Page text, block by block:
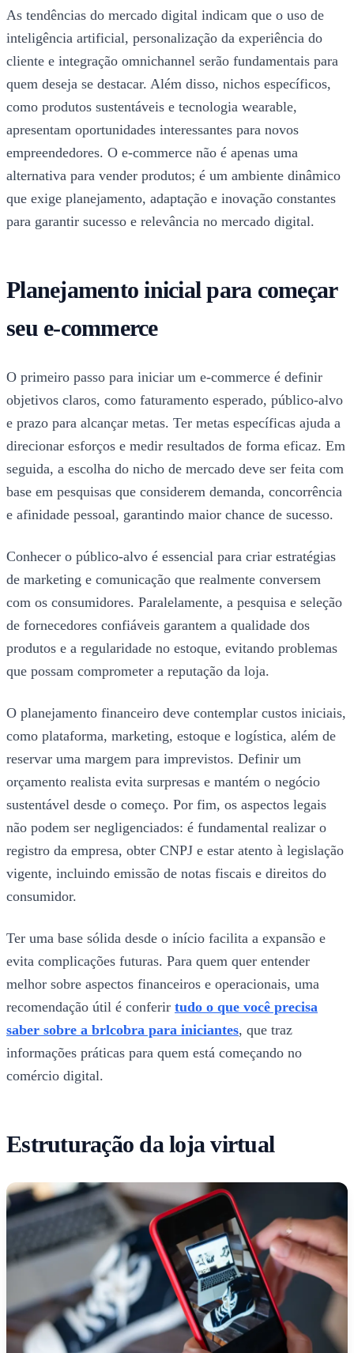
As tendências do mercado digital indicam que o uso de
inteligência artificial, personalização da experiência do
cliente e integração omnichannel serão fundamentais para
quem deseja se destacar. Além disso, nichos específicos,
como produtos sustentáveis e tecnologia wearable,
apresentam oportunidades interessantes para novos
empreendedores. O e-commerce não é apenas uma
alternativa para vender produtos; é um ambiente dinâmico
que exige planejamento, adaptação e inovação constantes
para garantir sucesso e relevância no mercado digital.
Planejamento inicial para começar
seu e-commerce
O primeiro passo para iniciar um e-commerce é definir
objetivos claros, como faturamento esperado, público-alvo
e prazo para alcançar metas. Ter metas específicas ajuda a
direcionar esforços e medir resultados de forma eficaz. Em
seguida, a escolha do nicho de mercado deve ser feita com
base em pesquisas que considerem demanda, concorrência
e afinidade pessoal, garantindo maior chance de sucesso.
Conhecer o público-alvo é essencial para criar estratégias
de marketing e comunicação que realmente conversem
com os consumidores. Paralelamente, a pesquisa e seleção
de fornecedores confiáveis garantem a qualidade dos
produtos e a regularidade no estoque, evitando problemas
que possam comprometer a reputação da loja.
O planejamento financeiro deve contemplar custos iniciais,
como plataforma, marketing, estoque e logística, além de
reservar uma margem para imprevistos. Definir um
orçamento realista evita surpresas e mantém o negócio
sustentável desde o começo. Por fim, os aspectos legais
não podem ser negligenciados: é fundamental realizar o
registro da empresa, obter CNPJ e estar atento à legislação
vigente, incluindo emissão de notas fiscais e direitos do
consumidor.
Ter uma base sólida desde o início facilita a expansão e
evita complicações futuras. Para quem quer entender
melhor sobre aspectos financeiros e operacionais, uma
recomendação útil é conferir tudo o que você precisa
saber sobre a brlcobra para iniciantes, que traz
informações práticas para quem está começando no
comércio digital.
Estruturação da loja virtual